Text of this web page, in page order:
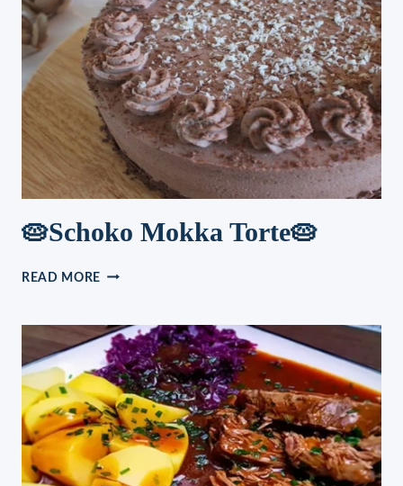
🥧Schoko Mokka Torte🥧
READ MORE
TORTE
🥧